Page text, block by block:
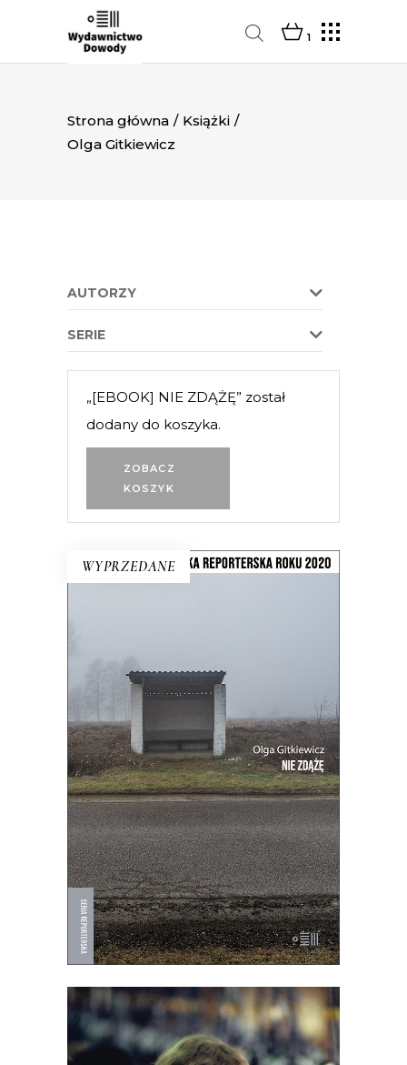
1
Strona główna / Książki /
Olga Gitkiewicz
AUTORZY
SERIE
ZOBACZ
KOSZYK
„[EBOOK] NIE ZDĄŻĘ” został
dodany do koszyka.
WYPRZEDANE
E-BOOK DO KOSZYKA
NIE ZDĄŻĘ
Witamy w centrum Europy. Tu prawie
czternaście milionów Polaków ma
wszędzie daleko. Reportaże z
przystanku i z dworca, z pobocza i z
chodnika.
39.00zł 19.50zł